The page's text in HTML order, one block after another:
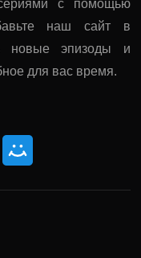
с помощью
наш сайт в
новые эпизоды и
для вас время.